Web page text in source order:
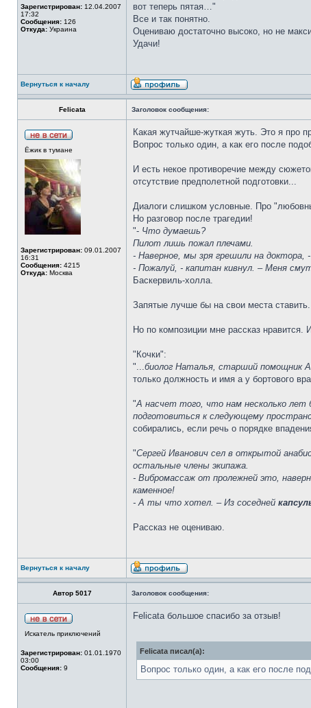
Зарегистрирован: 12.04.2007
17:32
Сообщения: 126
Откуда: Украина
вот теперь пятая…"
Все и так понятно.
Оцениваю достаточно высоко, но не
Удачи!
Вернуться к началу
Felicata Заголовок сообщения:
Ёжик в тумане
Зарегистрирован: 09.01.2007
16:31
Сообщения: 4215
Откуда: Москва
Какая жутчайше-жуткая жуть. Это я про
Вопрос только один, а как его после
И есть некое противоречие между
отсутствие предполетной подготовки...
Диалоги слишком условные. Про
Но разговор после трагедии!
"- Что думаешь?
Пилот лишь пожал плечами.
- Наверное, мы зря грешили на доктора, -
- Пожалуй, - капитан кивнул. – Меня
Баскервиль-холла.
Запятые лучше бы на свои места
Но по композиции мне рассказ нравится.
"Кочки":
"...биолог Наталья, старший помощник
только должность и имя а у бортового
"А насчет того, что нам несколько лет
подготовиться к следующему
собирались, если речь о порядке
"Сергей Иванович сел в открытой
остальные члены экипажа.
- Вибромассаж от пролежней это,
каменное!
- А ты что хотел. – Из соседней
Рассказ не оцениваю.
Вернуться к началу
Автор 5017 Заголовок сообщения:
Искатель приключений
Зарегистрирован: 01.01.1970
03:00
Сообщения: 9
Felicata большое спасибо за отзыв!
Felicata писал(а):
Вопрос только один, а как его после